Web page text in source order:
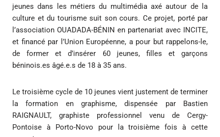
jeunes dans les métiers du multimédia axé autour de la
culture et du tourisme suit son cours. Ce projet, porté par
l’association OUADADA-BÉNIN en partenariat avec INCITE,
et financé par l’Union Européenne, a pour but rappelons-le,
de former et d’insérer 60 jeunes, filles et garçons
béninois.es âgé.e.s de 18 à 35 ans.
Le troisième cycle de 10 jeunes vient justement de terminer
la formation en graphisme, dispensée par Bastien
RAIGNAULT, graphiste professionnel venu de Cergy-
Pontoise à Porto-Novo pour la troisième fois à cette